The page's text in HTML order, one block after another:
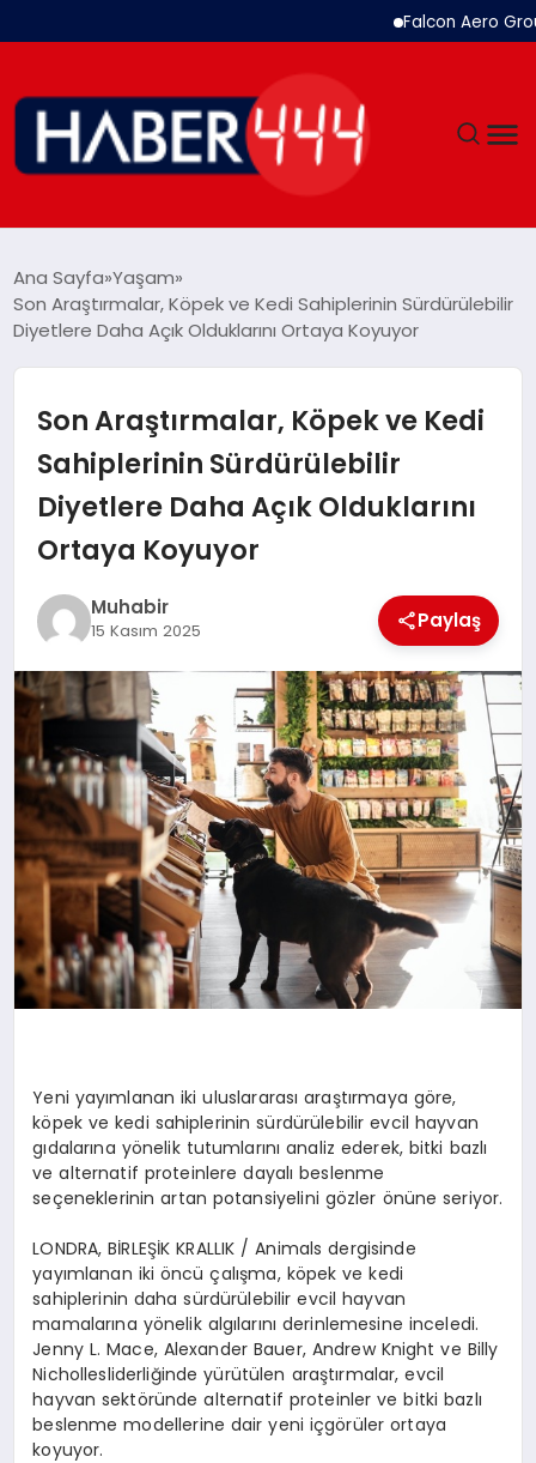
Falcon Aero Group,
SIYASET
SPOR
TEKNOLOJI
MAGAZIN
EGITIM
YAŞAM
Ana Sayfa Yaşam
Son Araştırmalar, Köpek ve Kedi Sahiplerinin Sürdürülebilir
Diyetlere Daha Açık Olduklarını Ortaya Koyuyor
Son Araştırmalar, Köpek ve Kedi
Sahiplerinin Sürdürülebilir
Diyetlere Daha Açık Olduklarını
Ortaya Koyuyor
Muhabir
15 Kasım 2025 Paylaş
Yeni yayımlanan iki uluslararası araştırmaya göre,
köpek ve kedi sahiplerinin sürdürülebilir evcil hayvan
gıdalarına yöneliktutumlarını analiz ederek, bitki bazlı
ve alternatif proteinlere dayalı beslenme
seçeneklerinin artan potansiyelini gözler önüne seriyor.
LONDRA, BİRLEŞİK KRALLIK /Animals dergisinde
yayımlanan iki öncü çalışma, köpek ve kedi
sahiplerinin daha sürdürülebilir evcil hayvan
mamalarına yönelikalgılarını derinlemesine inceledi.
Jenny L.Mace, Alexander Bauer, Andrew Knight ve Billy
Nichollesliderliğinde yürütülen araştırmalar, evcil
hayvansektöründe alternatif proteinler ve bitki bazlı
beslenme modellerine dair yeni içgörüler ortaya
koyuyor.